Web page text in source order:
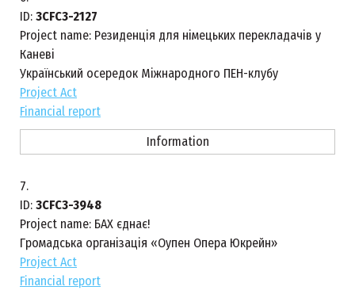
ID: 3CFC3-2127
Project name: Резиденція для німецьких перекладачів у
Каневі
Український осередок Міжнародного ПЕН-клубу
Project Act
Financial report
Information
7.
ID: 3CFC3-3948
Project name: БАХ єднає!
Громадська організація «Оупен Опера Юкрейн»
Project Act
Financial report